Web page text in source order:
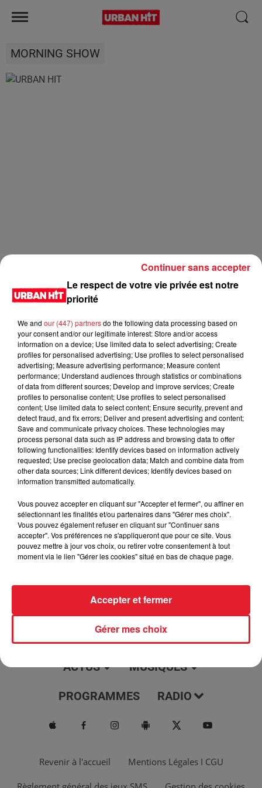
MORNING SHOW
0:00 3 min 25 sec
26 janvier 2022 - 3 min 25 sec
Sondage clôturé du 26/01/2022
Du lundi au vendredi, de 6h à 09h, retrouvez Evan, Sandro,
Aline et Laura pour vous réveiller sur Urban hit. Au
programme : le jeu des 30 secondes chrono, le sondage du
jour, l'info moulaga, le saviez-vous...
ACTUS MUSIQUES
PROGRAMMES RADIO
Revenir à l'accueil Mentions Légales I CGU
Le respect de votre vie privée est notre
priorité
We and our (447) partnersdo the following data processing based on
your consent and/or our legitimate interest: Store and/or access
information on a device; Use limited data to select advertising; Create
profiles for personalised advertising; Use profiles to select personalised
advertising; Measure advertising performance; Measure content
performance; Understand audiences through statistics or combinations
of data from different sources; Develop and improve services; Create
profiles to personalise content; Use profiles to select personalised
content; Use limited data to select content; Ensure security, prevent and
detect fraud, and fix errors; Deliver and present advertising and content;
Save and communicate privacy choices. These technologies may
process personal data such as IP address and browsing data to offer
following functionalities: Identify devices based on information actively
requested; Use precise geolocation data; Match and combine data from
other data sources; Link different devices; Identify devices based on
information transmitted automatically.
Vous pouvez accepter en cliquant sur "Accepter et fermer", ou affiner en
sélectionnant les finalités et/ou partenaires dans "Gérer mes choix".
Vous pouvez également refuser en cliquant sur "Continuer sans
accepter". Vos préférences ne s'appliqueront que pour ce site. Vous
pouvez mettre à jour vos choix, ou retirer votre consentement à tout
moment via le lien "Gérer les cookies" situé en bas de chaque page.
Gérer mes choix
Accepter et fermer
Continuer sans accepter